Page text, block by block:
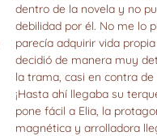
dentro de la novela y no
debilidad por él. No me lo
parecía adquirir vida
decidió de manera muy
la trama, casi en contra
¡Hasta ahí llegaba su
pone fácil a Elia, la
magnética y arrolladora